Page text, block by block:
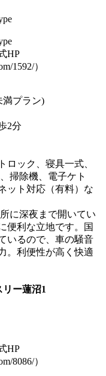
HP
1592/）
満プラン)
2分
ロック、寝具一式、
掃除機、電子ケト
ット対応（有料）な
に深夜まで開いてい
便利な立地です。国
いるので、車の騒音
。利便性が高く快適
リー蓮沼1
HP
8086/）